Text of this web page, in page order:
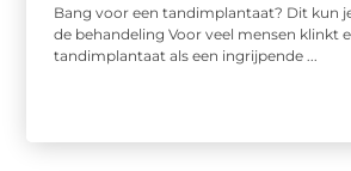
Bang voor een tandimplantaat? Dit kun
de behandeling Voor veel mensen klinkt
tandimplantaat als een ingrijpende ...